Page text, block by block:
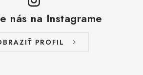
nás na Instagrame
PROFIL